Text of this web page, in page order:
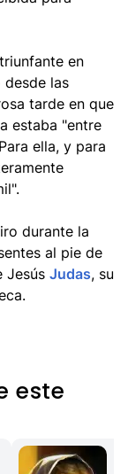
en
desde las
tarde en que
estaba "entre
ella, y para
durante la
al pie de
Jesús Judas, su
este